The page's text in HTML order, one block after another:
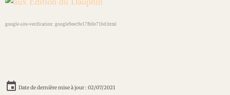
google-site-verification: google9eec9e17fb0e71bd.html
Date de dernière mise à jour : 02/07/2021